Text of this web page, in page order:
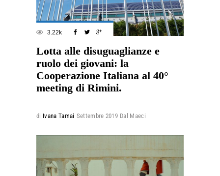
3.22k
Lotta alle disuguaglianze e
ruolo dei giovani: la
Cooperazione Italiana al 40°
meeting di Rimini.
di Ivana Tamai Settembre 2019 Dal Maeci